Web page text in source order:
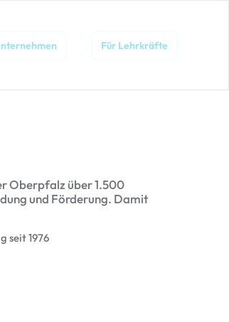
Für Lehrkräfte
Oberpfalz über 1.500
und Förderung. Damit
seit 1976